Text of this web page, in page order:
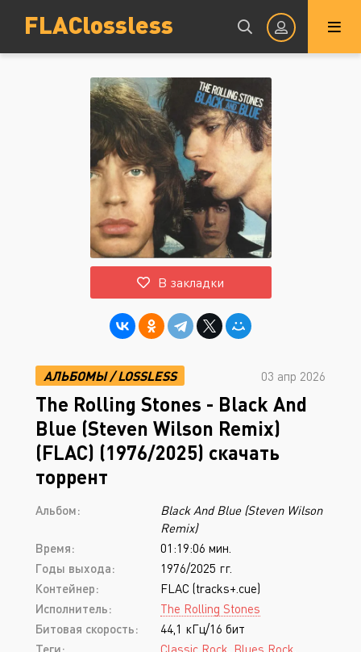
FLAClossless
Авторизация
Запомнить
ВОЙТИ НА САЙТ
Восстановить пароль
Или войти через
В закладки
АЛЬБОМЫ/LOSSLESS 03 апр 2026
The Rolling Stones - Black And
Blue (Steven Wilson Remix)
(FLAC) (1976/2025) скачать
торрент
Альбом:
Black And Blue (Steven Wilson
Remix)
Время:
01:19:06 мин.
Годы выхода:
1976/2025 гг.
Контейнер:
FLAC (tracks+.cue)
Исполнитель:
The Rolling Stones
Битовая скорость:
44,1 кГц/16 бит
Теги:
Classic Rock Blues Rock